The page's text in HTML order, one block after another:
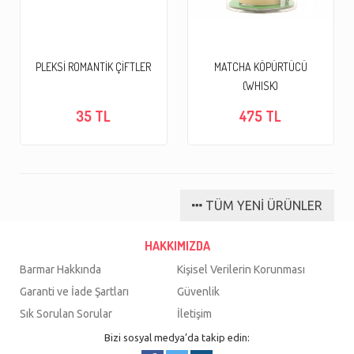
PLEKSİ ROMANTİK ÇİFTLER
35 TL
MATCHA KÖPÜRTÜCÜ
(WHISK)
475 TL
TÜM YENİ ÜRÜNLER
HAKKIMIZDA
Barmar Hakkında
Kişisel Verilerin Korunması
Garanti ve İade Şartları
Güvenlik
Sık Sorulan Sorular
İletişim
Bizi sosyal medya’da takip edin: